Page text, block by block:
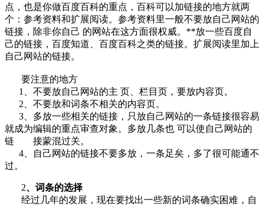
点，也是你做百度百科的重点，百科可以加链接的地方就两
个：参考资料和扩展阅读。参考资料里一般不要放自己网站的
链接，除非你自己 的网站在这方面很权威。**放一些百度自
己的链接，百度知道、百度百科之类的链接。扩展阅读里加上
自己网站的链接。
要注意的地方
1、不要放自己网站的主 页、栏目页，要放内容页。
2、不要放和词条不相关的内容页。
3、多放一些相关的链接，只放自己网站的一条链接很容易
就成为编辑的重点审查对象。多放几条也 可以使自己网站的
链 接蒙混过关。
4、自己网站的链接不要多放，一条足矣，多了很可能通不
过。
2、词条的选择
经过几年的发展，现在要找出一些新的词条确实困难，自